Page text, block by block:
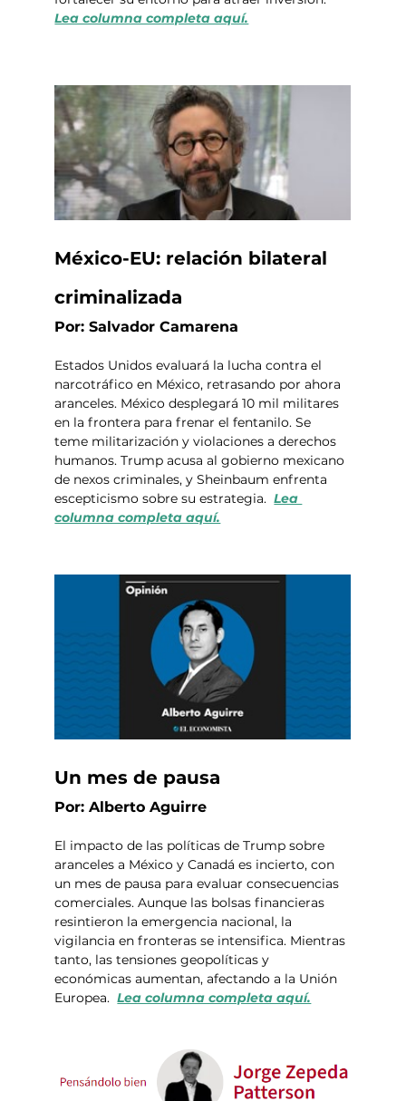
Lea columna completa aquí.
México-EU: relación bilateral
criminalizada
Por: Salvador Camarena
Estados Unidos evaluará la lucha contra el
narcotráfico en México, retrasando por ahora
aranceles. México desplegará 10 mil militares
en la frontera para frenar el fentanilo. Se
teme militarización y violaciones a derechos
humanos. Trump acusa al gobierno mexicano
de nexos criminales, y Sheinbaum enfrenta
escepticismo sobre su estrategia. Lea
columna completa aquí.
Un mes de pausa
Por: Alberto Aguirre
El impacto de las políticas de Trump sobre
aranceles a México y Canadá es incierto, con
un mes de pausa para evaluar consecuencias
comerciales. Aunque las bolsas financieras
resintieron la emergencia nacional, la
vigilancia en fronteras se intensifica. Mientras
tanto, las tensiones geopolíticas y
económicas aumentan, afectando a la Unión
Europea. Lea columna completa aquí.